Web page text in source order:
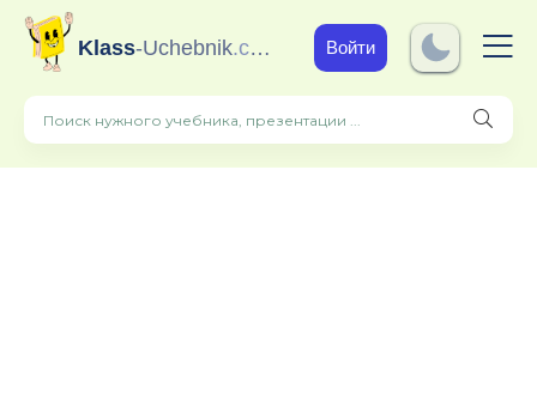
Klass-Uchebnik.com Войти